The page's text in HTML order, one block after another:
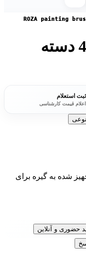
ROZA painting
قلم مو نقاشی سایز 4 دسته
ثبت استعلام
اعلام قیمت کارشناسی
شده به گیره برای
حضوری و آنلاین